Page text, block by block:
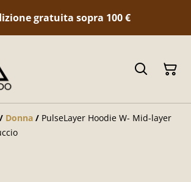
gratuita sopra 100 €
/ Donna / PulseLayer Hoodie W- Mid-layer